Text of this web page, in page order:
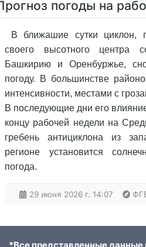
погоды на
В ближашие сутки циклон,
своего высотного центра
Башкирию и Оренбуржье,
погоду. В большинстве
интенсивности, местами с
В последующие дни его
концу рабочей недели на
гребень антициклона из
регионе установится
погода.
29 июня 2026 г. 14:07